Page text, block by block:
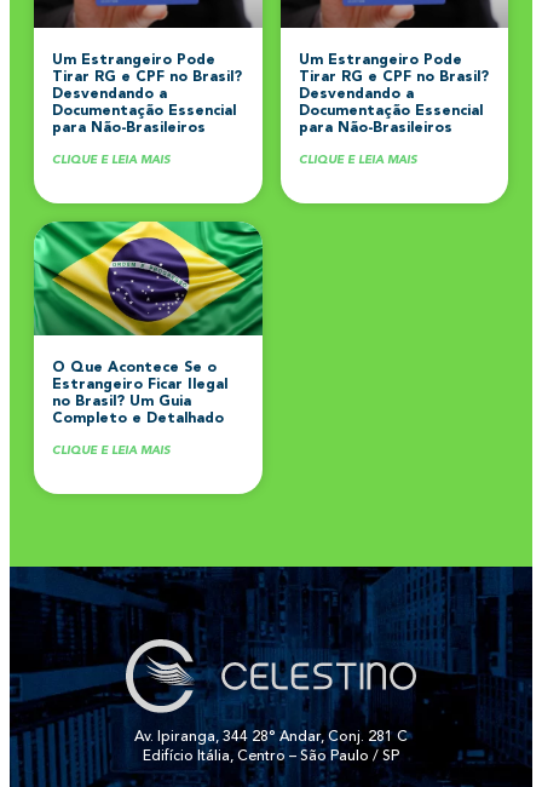
Um Estrangeiro Pode
Tirar RG e CPF no Brasil?
Desvendando a
Documentação Essencial
para Não-Brasileiros
CLIQUE E LEIA MAIS
Um Estrangeiro Pode
Tirar RG e CPF no Brasil?
Desvendando a
Documentação Essencial
para Não-Brasileiros
CLIQUE E LEIA MAIS
O Que Acontece Se o
Estrangeiro Ficar Ilegal
no Brasil? Um Guia
Completo e Detalhado
CLIQUE E LEIA MAIS
Av. Ipiranga, 344 28° Andar, Conj. 281 C
Edifício Itália, Centro – São Paulo / SP